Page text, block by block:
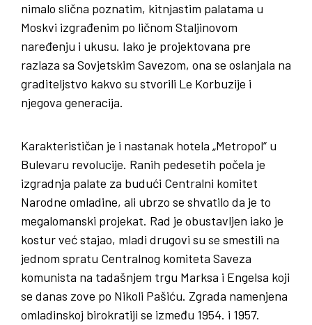
nimalo slična poznatim, kitnjastim palatama u
Moskvi izgrađenim po ličnom Staljinovom
naređenju i ukusu. Iako je projektovana pre
razlaza sa Sovjetskim Savezom, ona se oslanjala na
graditeljstvo kakvo su stvorili Le Korbuzije i
njegova generacija.
Karakterističan je i nastanak hotela „Metropol“ u
Bulevaru revolucije. Ranih pedesetih počela je
izgradnja palate za budući Centralni komitet
Narodne omladine, ali ubrzo se shvatilo da je to
megalomanski projekat. Rad je obustavljen iako je
kostur već stajao, mladi drugovi su se smestili na
jednom spratu Centralnog komiteta Saveza
komunista na tadašnjem trgu Marksa i Engelsa koji
se danas zove po Nikoli Pašiću. Zgrada namenjena
omladinskoj birokratiji se između 1954. i 1957.